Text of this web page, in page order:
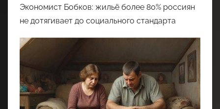
Экономист Бобков: жильё более 80% россиян
не дотягивает до социального стандарта